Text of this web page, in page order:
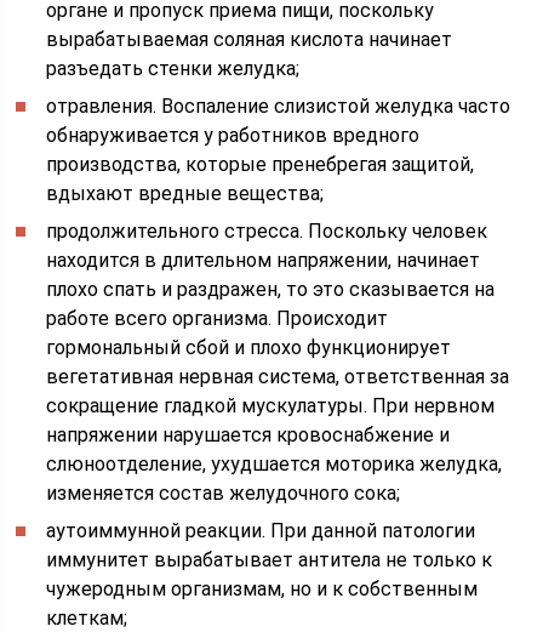
органе и пропуск приема пищи, поскольку
вырабатываемая соляная кислота начинает
разъедать стенки желудка;
отравления. Воспаление слизистой желудка часто
обнаруживается у работников вредного
производства, которые пренебрегая защитой,
вдыхают вредные вещества;
продолжительного стресса. Поскольку человек
находится в длительном напряжении, начинает
плохо спать и раздражен, то это сказывается на
работе всего организма. Происходит
гормональный сбой и плохо функционирует
вегетативная нервная система, ответственная за
сокращение гладкой мускулатуры. При нервном
напряжении нарушается кровоснабжение и
слюноотделение, ухудшается моторика желудка,
изменяется состав желудочного сока;
аутоиммунной реакции. При данной патологии
иммунитет вырабатывает антитела не только к
чужеродным организмам, но и к собственным
клеткам;